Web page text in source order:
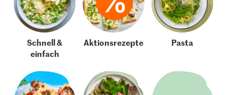
Schnell &
einfach
Aktionsrezepte Pasta